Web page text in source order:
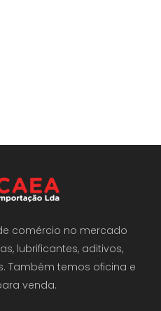
comércio no mercado
lubrificantes, aditivos,
Também temos oficina e
venda.